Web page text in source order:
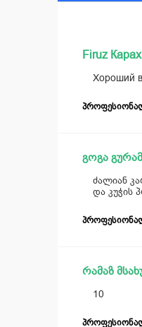
Firuz
Хороший
გოგა
ძალიან
და კუჭის
რამაზ
10